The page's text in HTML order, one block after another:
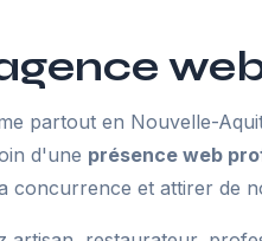
partout en Nouvelle-
d'une présence web
concurrence et attirer de